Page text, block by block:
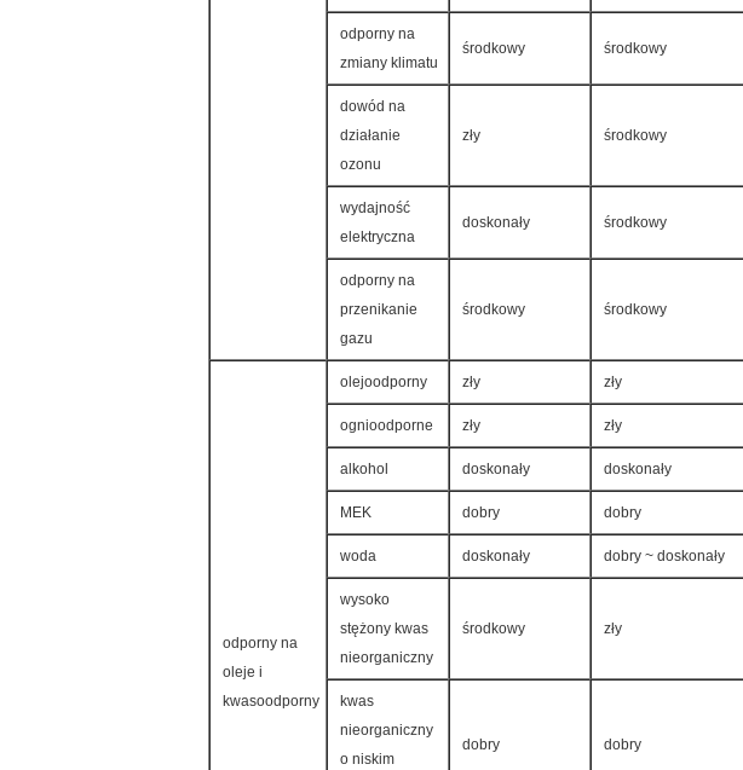
odporny na
zmiany klimatu
środkowy środkowy
dowód na
działanie
ozonu
zły środkowy
wydajność
elektryczna
doskonały środkowy
odporny na
przenikanie
gazu
środkowy środkowy
odporny na
oleje i
kwasoodporny
olejoodporny zły zły
ognioodporne zły zły
alkohol doskonały doskonały
MEK dobry dobry
woda doskonały dobry ~ doskonały
wysoko
stężony kwas
nieorganiczny
środkowy zły
kwas
nieorganiczny
o niskim
dobry dobry